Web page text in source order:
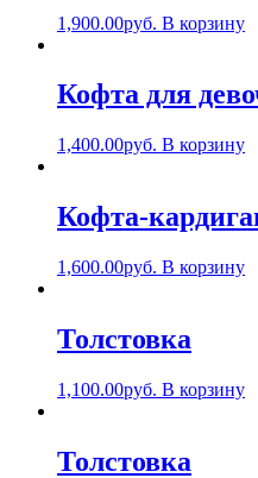
1,900.00руб. В корзину
Кофта для
1,400.00руб. В корзину
Кофта-
1,600.00руб. В корзину
Толстовка
1,100.00руб. В корзину
Толстовка